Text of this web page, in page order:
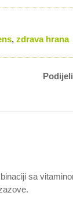
, zdrava hrana
sa